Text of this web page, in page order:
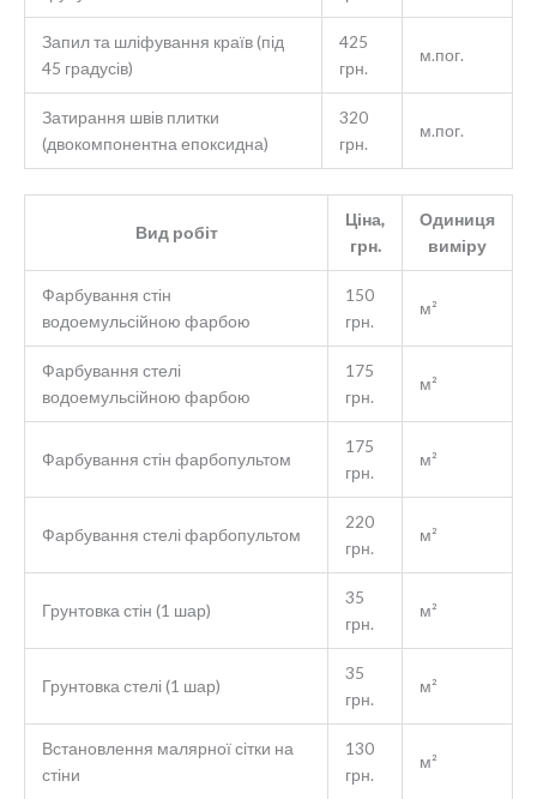
Запил та шліфування країв (під
45 градусів)
425
грн.
м.пог.
Затирання швів плитки
(двокомпонентна епоксидна)
320
грн.
м.пог.
Вид робіт
Ціна,
грн.
Одиниця
виміру
Фарбування стін
водоемульсійною фарбою
150
грн.
м²
Фарбування стелі
водоемульсійною фарбою
175
грн.
м²
Фарбування стін фарбопультом
175
грн.
м²
Фарбування стелі фарбопультом
220
грн.
м²
Грунтовка стін (1 шар)
35
грн.
м²
Грунтовка стелі (1 шар)
35
грн.
м²
Встановлення малярної сітки на
стіни
130
грн.
м²